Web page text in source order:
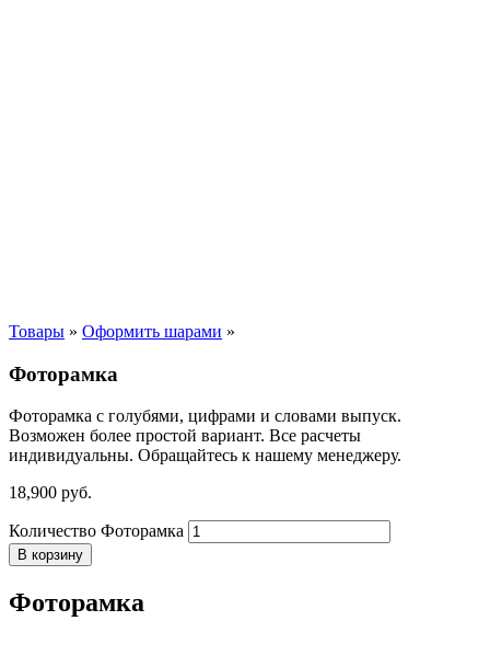
Товары » Оформить шарами »
Фоторамка
Фоторамка с голубями, цифрами и словами выпуск.
Возможен более простой вариант. Все расчеты
индивидуальны. Обращайтесь к нашему менеджеру.
18,900 руб.
Количество Фоторамка
В корзину
Фоторамка